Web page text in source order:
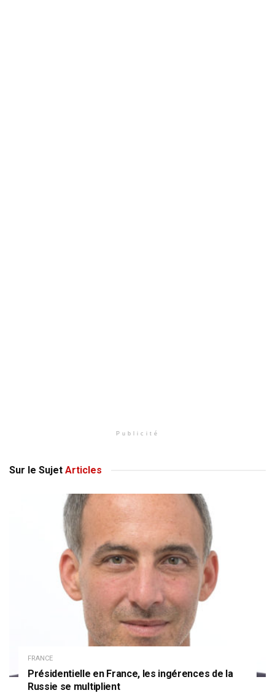
Publicité
Sur le Sujet Articles
FRANCE
Présidentielle en France, les ingérences de la
Russie se multiplient